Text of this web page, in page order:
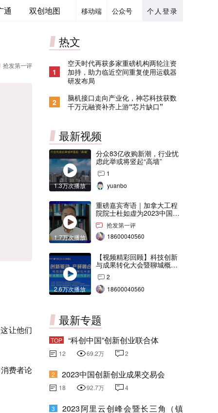
个人登录
公众号
移动端
通 双创地图
抢发第一评
让他们
费者论
热文
1
空天时代再获多家重磅机构两轮注资
加持，助力临近空间重复使用运载器
研发布局
2
脑机接口走向产业化，神芯科技获数
千万元融资补齐上游“芯片缺口”
最新视频
1.3万次播放
分众83亿收购新潮，行业忧
虑此举或将竖起“高墙”
1
yuanbo
1.7万次播放
重磅嘉宾寄语｜加拿大工程
院院士杜如虚为2023中国创
交会打Call！
抢发第一评
18600040560
2.6万次播放
【视频精彩回顾】科技创新
与成果转化大会暨聊城概念
验证中心合作签约仪式
2
18600040560
最新专题
TOP “科创中国”创新创业联合体
12 69.2万 2
2 2023中国创新创业成果交易会
18 92.7万 4
3
2023阿里云创峰会暨长三角（镇